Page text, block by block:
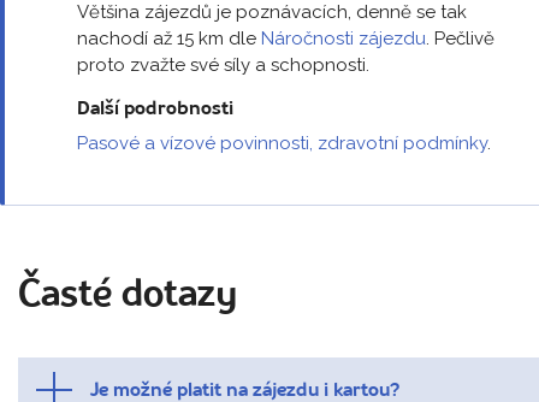
Většina zájezdů je poznávacích, denně se tak
nachodí až 15 km dle Náročnosti zájezdu. Pečlivě
proto zvažte své síly a schopnosti.
Další podrobnosti
Pasové a vízové povinnosti, zdravotní podmínky.
Časté dotazy
Je možné platit na zájezdu i kartou?